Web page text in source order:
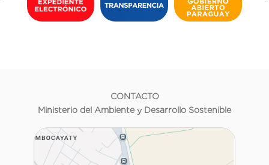
CONTACTO
Ministerio del Ambiente y Desarrollo Sostenible